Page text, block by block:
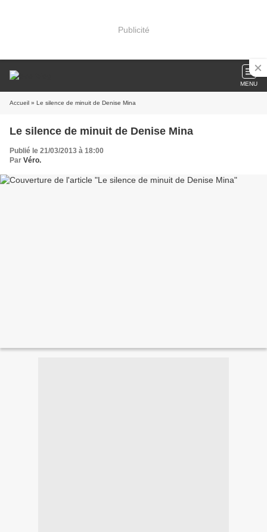
Publicité
MENU
Accueil » Le silence de minuit de Denise Mina
Le silence de minuit de Denise Mina
Publié le 21/03/2013 à 18:00
Par Véro.